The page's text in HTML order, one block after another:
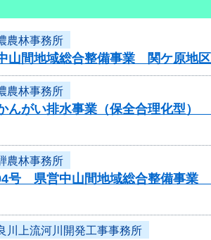
農林事務所
山間地域総合整備事業 関ケ原
農林事務所
んがい排水事業（保全合理化型
農林事務所
号 県営中山間地域総合整備事
川上流河川開発工事事務所